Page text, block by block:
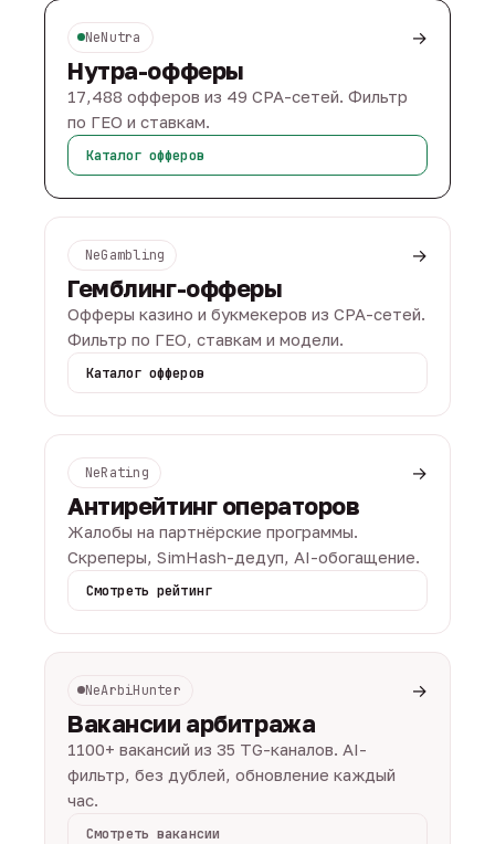
NeNutra →
Нутра-офферы
17,488 офферов из 49 CPA-сетей. Фильтр
по ГЕО и ставкам.
Каталог офферов
NeGambling →
Гемблинг-офферы
Офферы казино и букмекеров из CPA-сетей.
Фильтр по ГЕО, ставкам и модели.
Каталог офферов
NeRating →
Антирейтинг операторов
Жалобы на партнёрские программы.
Скреперы, SimHash-дедуп, AI-обогащение.
Смотреть рейтинг
NeArbiHunter →
Вакансии арбитража
1100+ вакансий из 35 TG-каналов. AI-
фильтр, без дублей, обновление каждый
час.
Смотреть вакансии